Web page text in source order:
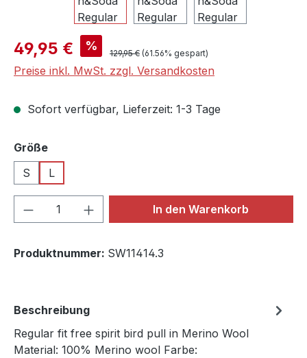
Verkaufspreis:
49,95 € % Regulärer Preis:
129,95 € (61.56% gespart)
Preise inkl. MwSt. zzgl. Versandkosten
Sofort verfügbar, Lieferzeit: 1-3 Tage
Größeauswählen
S
L
Produkt Anzahl: Gib denIn den Warenkorb
Produktnummer: SW11414.3
Beschreibung
Regular fit free spirit bird pull in Merino Wool
Material: 100% Merino wool Farbe: